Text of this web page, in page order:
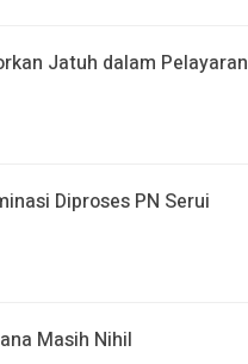
Jatuh dalam Pelayaran
Diproses PN Serui
Masih Nihil